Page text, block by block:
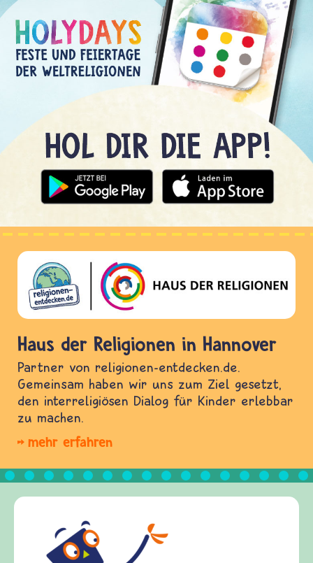
Haus der Religionen in Hannover
Partner von religionen-entdecken.de.
Gemeinsam haben wir uns zum Ziel gesetzt,
den interreligiösen Dialog für Kinder erlebbar
zu machen.
mehr erfahren
Frieden Fragen